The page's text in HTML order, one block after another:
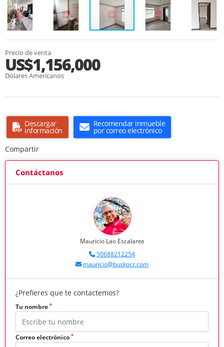
Precio de venta
US$1,156,000
Dólares Americanos
Descargar
información
Recomendar inmueble
por correo electrónico
Compartir
Contáctanos
Mauricio Lao Escalante
50688212254
mauricio@buskocr.com
¿Prefieres que te contactemos?
Tu nombre *
Correo electrónico *